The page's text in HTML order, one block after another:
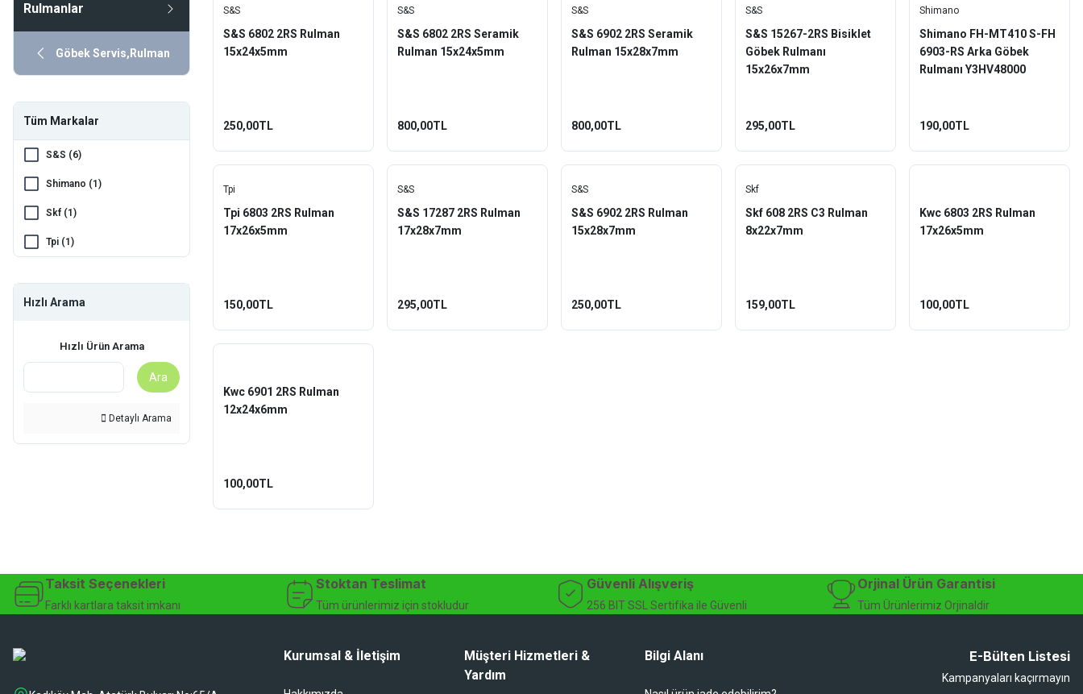
Rulmanlar
Göbek Servis,Rulman
Tüm Markalar
S&S (6)
Shimano (1)
Skf (1)
Tpi (1)
Hızlı Arama
Hızlı Ürün Arama
Ara
Detaylı Arama
S&S
S&S 6802 2RS Rulman
15x24x5mm
250,00TL
S&S
S&S 6802 2RS Seramik
Rulman 15x24x5mm
800,00TL
S&S
S&S 6902 2RS Seramik
Rulman 15x28x7mm
800,00TL
S&S
S&S 15267-2RS Bisiklet
Göbek Rulmanı
15x26x7mm
295,00TL
Shimano
Shimano FH-MT410 S-FH
6903-RS Arka Göbek
Rulmanı Y3HV48000
190,00TL
Tpi
Tpi 6803 2RS Rulman
17x26x5mm
150,00TL
S&S
S&S 17287 2RS Rulman
17x28x7mm
295,00TL
S&S
S&S 6902 2RS Rulman
15x28x7mm
250,00TL
Skf
Skf 608 2RS C3 Rulman
8x22x7mm
159,00TL
Kwc 6803 2RS Rulman
17x26x5mm
100,00TL
Kwc 6901 2RS Rulman
12x24x6mm
100,00TL
Taksit Seçenekleri
Farklı kartlara taksit imkanı
Stoktan Teslimat
Tüm ürünlerimiz için stokludur
Güvenli Alışveriş
256 BIT SSL Sertifika ile Güvenli
Orjinal Ürün Garantisi
Tüm Ürünlerimiz Orjinaldir
Kurumsal & İletişim
Müşteri Hizmetleri &
Yardım
Bilgi Alanı E-Bülten Listesi
Kampanyaları kaçırmayın